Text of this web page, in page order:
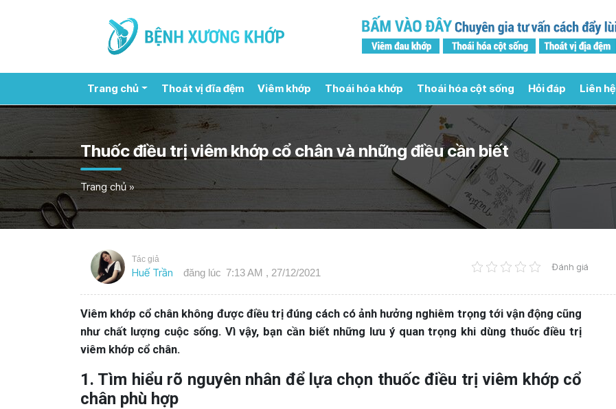
Trang chủ Thoát vị đĩa đệm Viêm khớp Thoái hóa khớp Thoái hóa cột sống Hỏi đáp Liên hệ
Thuốc điều trị viêm khớp cổ chân và những điều cần biết
Trang chủ»
Tác giả
Huế Trần đăng lúc 7:13 AM , 27/12/2021 Đánh giá
Viêm khớp cổ chân không được điều trị đúng cách có ảnh hưởng nghiêm trọng tới vận động cũng
như chất lượng cuộc sống. Vì vậy, bạn cần biết những lưu ý quan trọng khi dùng thuốc điều trị
viêm khớp cổ chân.
1. Tìm hiểu rõ nguyên nhân để lựa chọn thuốc điều trị viêm khớp cổ
chân phù hợp